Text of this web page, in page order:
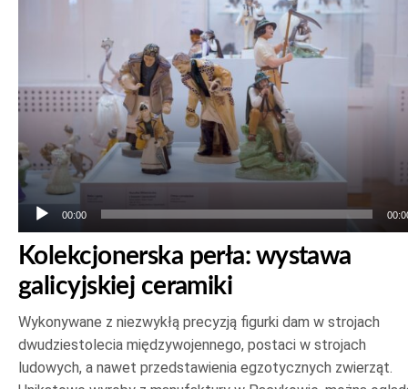
00:00
Kolekcjonerska perła: wystawa
galicyjskiej ceramiki
Wykonywane z niezwykłą precyzją figurki dam w strojach
dwudziestolecia międzywojennego, postaci w strojach
ludowych, a nawet przedstawienia egzotycznych zwierząt.